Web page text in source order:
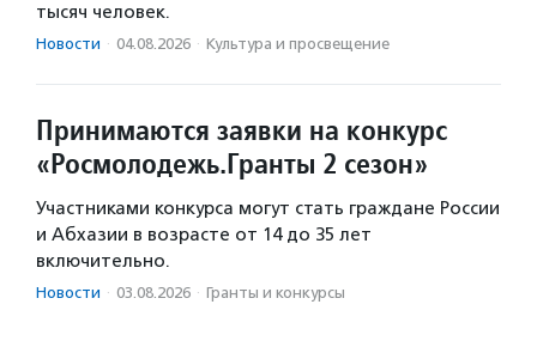
тысяч человек.
Новости · 04.08.2026 · Культура и просвещение
Принимаются заявки на конкурс
«Росмолодежь.Гранты 2 сезон»
Участниками конкурса могут стать граждане России
и Абхазии в возрасте от 14 до 35 лет
включительно.
Новости · 03.08.2026 · Гранты и конкурсы